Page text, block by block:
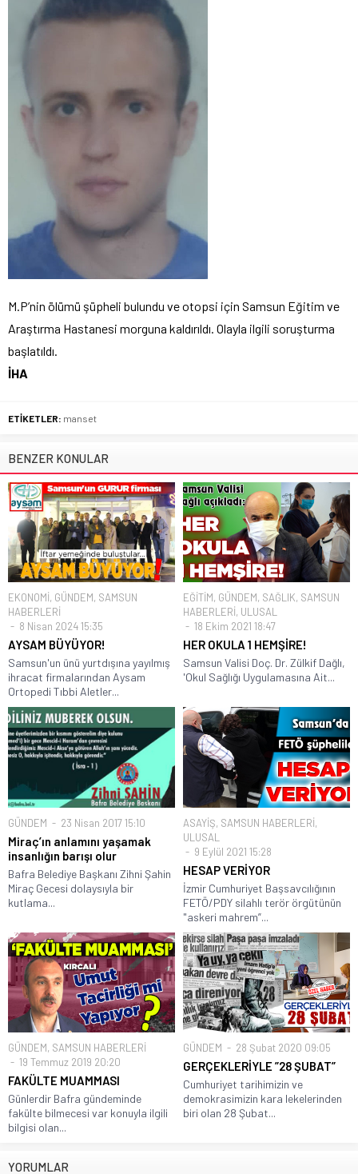
M.P’nin ölümü şüpheli bulundu ve otopsi için Samsun Eğitim ve
Araştırma Hastanesi morguna kaldırıldı. Olayla ilgili soruşturma
başlatıldı.
İHA
ETİKETLER: manset
BENZER KONULAR
EKONOMİ, GÜNDEM, SAMSUN
HABERLERİ
8 Nisan 2024 15:35
AYSAM BÜYÜYOR!
Samsun'un ünü yurtdışına yayılmış
ihracat firmalarından Aysam
Ortopedi Tıbbi Aletler...
EĞİTİM, GÜNDEM, SAĞLIK, SAMSUN
HABERLERİ, ULUSAL
18 Ekim 2021 18:47
HER OKULA 1 HEMŞİRE!
Samsun Valisi Doç. Dr. Zülkif Dağlı,
'Okul Sağlığı Uygulamasına Ait...
GÜNDEM 23 Nisan 2017 15:10
Miraç’ın anlamını yaşamak
insanlığın barışı olur
Bafra Belediye Başkanı Zihni Şahin
Miraç Gecesi dolaysıyla bir
kutlama...
ASAYİŞ, SAMSUN HABERLERİ,
ULUSAL
9 Eylül 2021 15:28
HESAP VERİYOR
İzmir Cumhuriyet Başsavcılığının
FETÖ/PDY silahlı terör örgütünün
"askeri mahrem”...
GÜNDEM, SAMSUN HABERLERİ
19 Temmuz 2019 20:20
FAKÜLTE MUAMMASI
Günlerdir Bafra gündeminde
fakülte bilmecesi var konuyla ilgili
bilgisi olan...
GÜNDEM 28 Şubat 2020 09:05
GERÇEKLERİYLE ”28 ŞUBAT”
Cumhuriyet tarihimizin ve
demokrasimizin kara lekelerinden
biri olan 28 Şubat...
YORUMLAR